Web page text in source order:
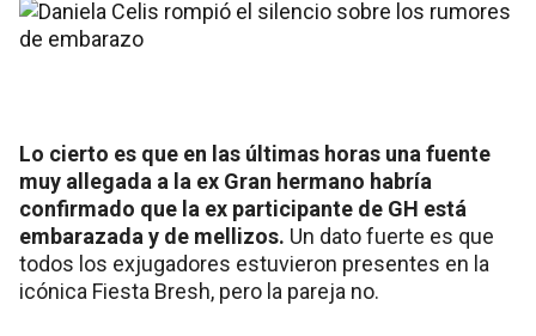
Lo cierto es que en las últimas horas una fuente
muy allegada a la ex Gran hermano habría
confirmado que la ex participante de GH está
embarazada y de mellizos. Un dato fuerte es que
todos los exjugadores estuvieron presentes en la
icónica Fiesta Bresh, pero la pareja no.